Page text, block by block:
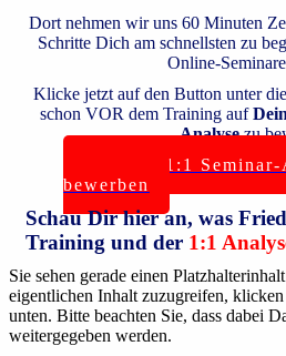
Dort nehmen wir uns 60 Minuten
Schritte Dich am schnellsten zu
Online-
Klicke jetzt auf den Button unter
schon VOR dem Training auf
Analysezu
Jetzt für 1:1
bewerben
Schau Dir hier an, was
Training und der 1:1
Sie sehen gerade einen
eigentlichen Inhalt zuzugreifen,
unten. Bitte beachten Sie, dass dabei
weitergegeben werden.